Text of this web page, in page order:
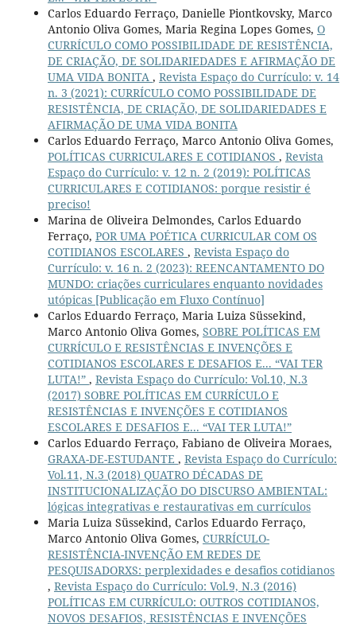
Carlos Eduardo Ferraço, Danielle Piontkovsky, Marco
Antonio Oliva Gomes, Maria Regina Lopes Gomes, O
CURRÍCULO COMO POSSIBILIDADE DE RESISTÊNCIA,
DE CRIAÇÃO, DE SOLIDARIEDADES E AFIRMAÇÃO DE
UMA VIDA BONITA , Revista Espaço do Currículo: v. 14
n. 3 (2021): CURRÍCULO COMO POSSIBILIDADE DE
RESISTÊNCIA, DE CRIAÇÃO, DE SOLIDARIEDADES E
AFIRMAÇÃO DE UMA VIDA BONITA
Carlos Eduardo Ferraço, Marco Antonio Oliva Gomes,
POLÍTICAS CURRICULARES E COTIDIANOS , Revista
Espaço do Currículo: v. 12 n. 2 (2019): POLÍTICAS
CURRICULARES E COTIDIANOS: porque resistir é
preciso!
Marina de Oliveira Delmondes, Carlos Eduardo
Ferraço, POR UMA POÉTICA CURRICULAR COM OS
COTIDIANOS ESCOLARES , Revista Espaço do
Currículo: v. 16 n. 2 (2023): REENCANTAMENTO DO
MUNDO: criações curriculares enquanto novidades
utópicas [Publicação em Fluxo Contínuo]
Carlos Eduardo Ferraço, Maria Luiza Süssekind,
Marco Antonio Oliva Gomes, SOBRE POLÍTICAS EM
CURRÍCULO E RESISTÊNCIAS E INVENÇÕES E
COTIDIANOS ESCOLARES E DESAFIOS E... “VAI TER
LUTA!” , Revista Espaço do Currículo: Vol.10, N.3
(2017) SOBRE POLÍTICAS EM CURRÍCULO E
RESISTÊNCIAS E INVENÇÕES E COTIDIANOS
ESCOLARES E DESAFIOS E... “VAI TER LUTA!”
Carlos Eduardo Ferraço, Fabiano de Oliveira Moraes,
GRAXA-DE-ESTUDANTE , Revista Espaço do Currículo:
Vol.11, N.3 (2018) QUATRO DÉCADAS DE
INSTITUCIONALIZAÇÃO DO DISCURSO AMBIENTAL:
lógicas integrativas e restaurativas em currículos
Maria Luiza Süssekind, Carlos Eduardo Ferraço,
Marco Antonio Oliva Gomes, CURRÍCULO-
RESISTÊNCIA-INVENÇÃO EM REDES DE
PESQUISADORXS: perplexidades e desafios cotidianos
, Revista Espaço do Currículo: Vol.9, N.3 (2016)
POLÍTICAS EM CURRÍCULO: OUTROS COTIDIANOS,
NOVOS DESAFIOS, RESISTÊNCIAS E INVENÇÕES